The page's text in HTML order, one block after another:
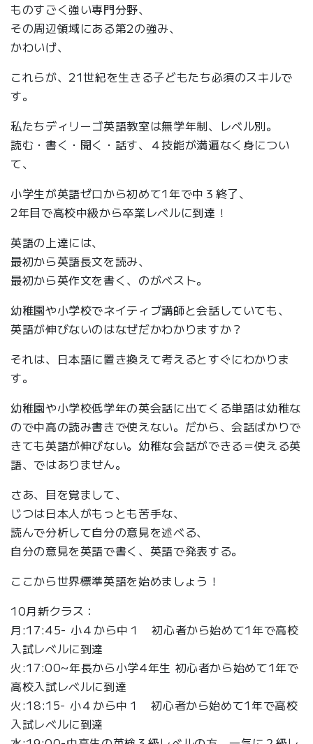
ものすごく強い専門分野、
その周辺領域にある第2の強み、
かわいげ、
これらが、21世紀を生きる子どもたち必須のスキルで
す。
私たちディリーゴ英語教室は無学年制、レベル別。
読む・書く・聞く・話す、４技能が満遍なく身につい
て、
小学生が英語ゼロから初めて1年で中３終了、
2年目で高校中級から卒業レベルに到達！
英語の上達には、
最初から英語長文を読み、
最初から英作文を書く、のがベスト。
幼稚園や小学校でネイティブ講師と会話していても、
英語が伸びないのはなぜだかわかりますか？
それは、日本語に置き換えて考えるとすぐにわかりま
す。
幼稚園や小学校低学年の英会話に出てくる単語は幼稚な
ので中高の読み書きで使えない。だから、会話ばかりで
きても英語が伸びない。幼稚な会話ができる＝使える英
語、ではありません。
さあ、目を覚まして、
じつは日本人がもっとも苦手な、
読んで分析して自分の意見を述べる、
自分の意見を英語で書く、英語で発表する。
ここから世界標準英語を始めましょう！
10月新クラス：
月:17:45- 小４から中１ 初心者から始めて1年で高校
入試レベルに到達
火:17:00~年長から小学4年生 初心者から始めて1年で
高校入試レベルに到達
火:18:15- 小４から中１ 初心者から始めて1年で高校
入試レベルに到達